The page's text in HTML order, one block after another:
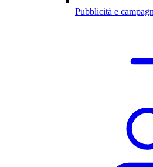
Pubblicità e